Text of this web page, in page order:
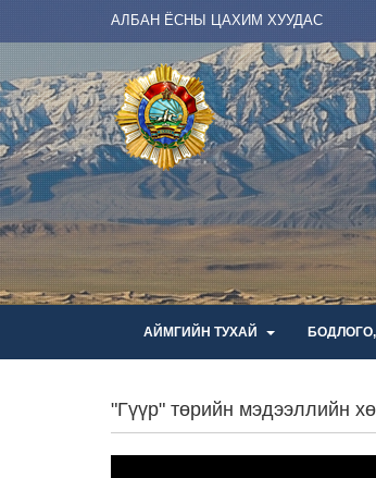
АЛБАН ЁСНЫ ЦАХИМ ХУУДАС
АЙМГИЙН ТУХАЙ
"Гүүр" төрийн мэдээллийн